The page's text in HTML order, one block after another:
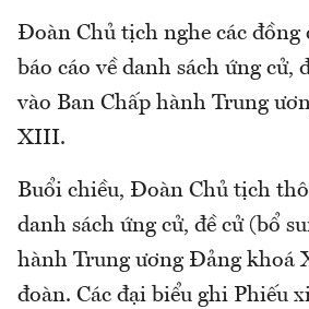
Đoàn Chủ tịch nghe các
báo cáo về danh sách ứng cử,
vào Ban Chấp hành Trung
XIII.
Buổi chiều, Đoàn Chủ tịch
danh sách ứng cử, đề cử (bổ
hành Trung ương Đảng khoá
đoàn. Các đại biểu ghi Phiếu